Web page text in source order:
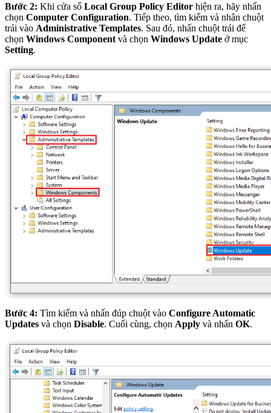
Bước 2: Khi cửa sổ Local Group Policy Editor hiện ra, hãy nhấn
chọn Computer Configuration. Tiếp theo, tìm kiếm và nhân chuột
trái vào Administrative Templates. Sau đó, nhấn chuột trái để
chọn Windows Component và chọn Windows Update ở mục
Setting.
Bước 4: Tìm kiếm và nhấn đúp chuột vào Configure Automatic
Updates và chọn Disable. Cuối cùng, chọn Apply và nhấn OK.